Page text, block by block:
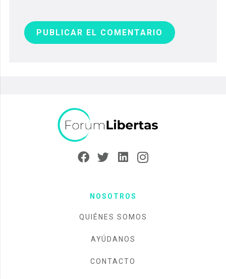
PUBLICAR EL COMENTARIO
NOSOTROS
QUIÉNES SOMOS
AYÚDANOS
CONTACTO